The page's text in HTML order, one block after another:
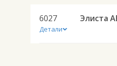
6027
Детали